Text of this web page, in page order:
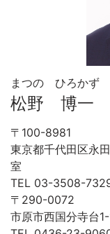
まつの ひろかず
松野 博一
〒100-8981
東京都千代田区永
室
TEL 03-3508-
〒290-0072
市原市西国分寺台